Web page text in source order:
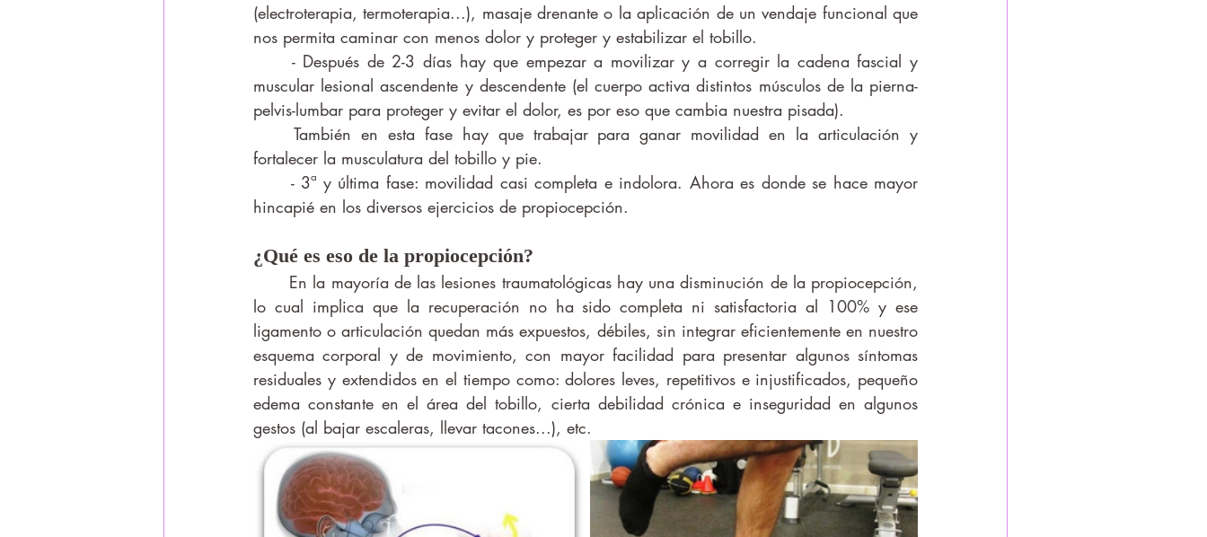
(electroterapia, termoterapia...), masaje drenante o la aplicación de un vendaje funcional que
nos permita caminar con menos dolor y proteger y estabilizar el tobillo.
muscular lesional ascendente y descendente (el cuerpo activa distintos músculos de la pierna-
pelvis-lumbar para proteger y evitar el dolor, es por eso que cambia nuestra pisada).
fortalecer la musculatura del tobillo y pie.
hincapié en los diversos ejercicios de propiocepción.
¿Qué es eso de la propiocepción?
lo cual implica que la recuperación no ha sido completa ni satisfactoria al 100% y ese
ligamento o articulación quedan más expuestos, débiles, sin integrar eficientemente en nuestro
esquema corporal y de movimiento, con mayor facilidad para presentar algunos síntomas
residuales y extendidos en el tiempo como: dolores leves, repetitivos e injustificados, pequeño
edema constante en el área del tobillo, cierta debilidad crónica e inseguridad en algunos
gestos (al bajar escaleras, llevar tacones...), etc.